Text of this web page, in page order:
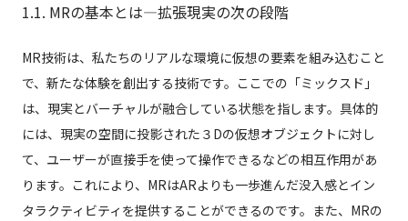
1.1. MRの基本とは—拡張現実の次の段階
MR技術は、私たちのリアルな環境に仮想の要素を組み込むこと
で、新たな体験を創出する技術です。ここでの「ミックスド」
は、現実とバーチャルが融合している状態を指します。具体的
には、現実の空間に投影された３Dの仮想オブジェクトに対し
て、ユーザーが直接手を使って操作できるなどの相互作用があ
ります。これにより、MRはARよりも一歩進んだ没入感とイン
タラクティビティを提供することができるのです。また、MRの